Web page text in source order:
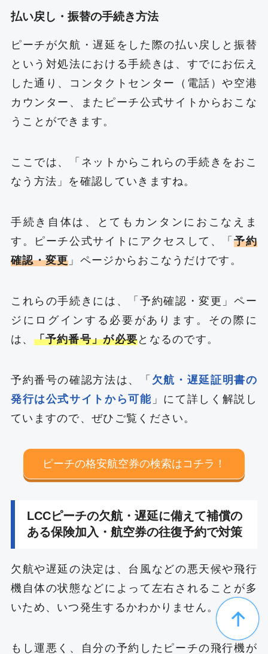
払い戻し・振替の手続き方法
ピーチが欠航・遅延をした際の払い戻しと振替
という対処法における手続きは、すでにお伝え
した通り、コンタクトセンター（電話）や空港
カウンター、またピーチ公式サイトからおこな
うことができます。
ここでは、「ネットからこれらの手続きをおこ
なう方法」を確認していきますね。
手続き自体は、とてもカンタンにおこなえま
す。ピーチ公式サイトにアクセスして、「予約
確認・変更 」ページからおこなうだけです。
これらの手続きには、「予約確認・変更」ペー
ジにログインする必要があります。その際に
は、 「予約番号」が必要となるのです。
予約番号の確認方法は、「 欠航・遅延証明書の
発行は公式サイトから可能 」にて詳しく解説し
ていますので、ぜひご覧ください。
ピーチの格安航空券の検索はコチラ！
LCCピーチの欠航・遅延に備えて補償の
ある保険加入・航空券の往復予約で対策
欠航や遅延の決定は、台風などの悪天候や飛行
機自体の状態などによって左右されることが多
いため、いつ発生するかわかりません。
もし運悪く、自分の予約したピーチの飛行機が